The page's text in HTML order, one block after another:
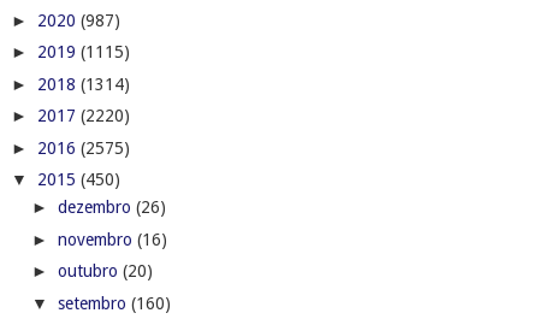
► 2020 (987)
► 2019 (1115)
► 2018 (1314)
► 2017 (2220)
► 2016 (2575)
▼ 2015 (450)
► dezembro (26)
► novembro (16)
► outubro (20)
▼ setembro (160)